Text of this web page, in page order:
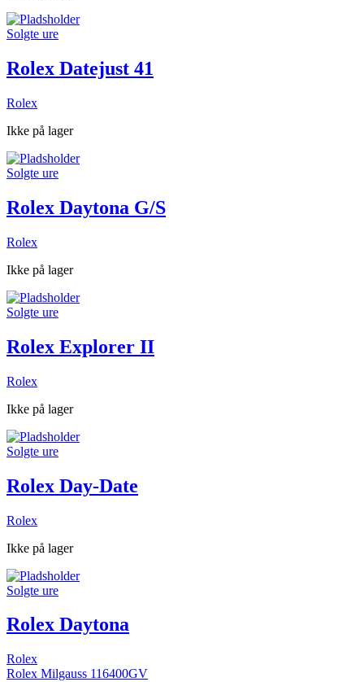
Solgte ure
Rolex Datejust 41
Rolex
Ikke på lager
Solgte ure
Rolex Daytona G/S
Rolex
Ikke på lager
Solgte ure
Rolex Explorer II
Rolex
Ikke på lager
Solgte ure
Rolex Day-Date
Rolex
Ikke på lager
Solgte ure
Rolex Daytona
Rolex
Rolex Milgauss 116400GV